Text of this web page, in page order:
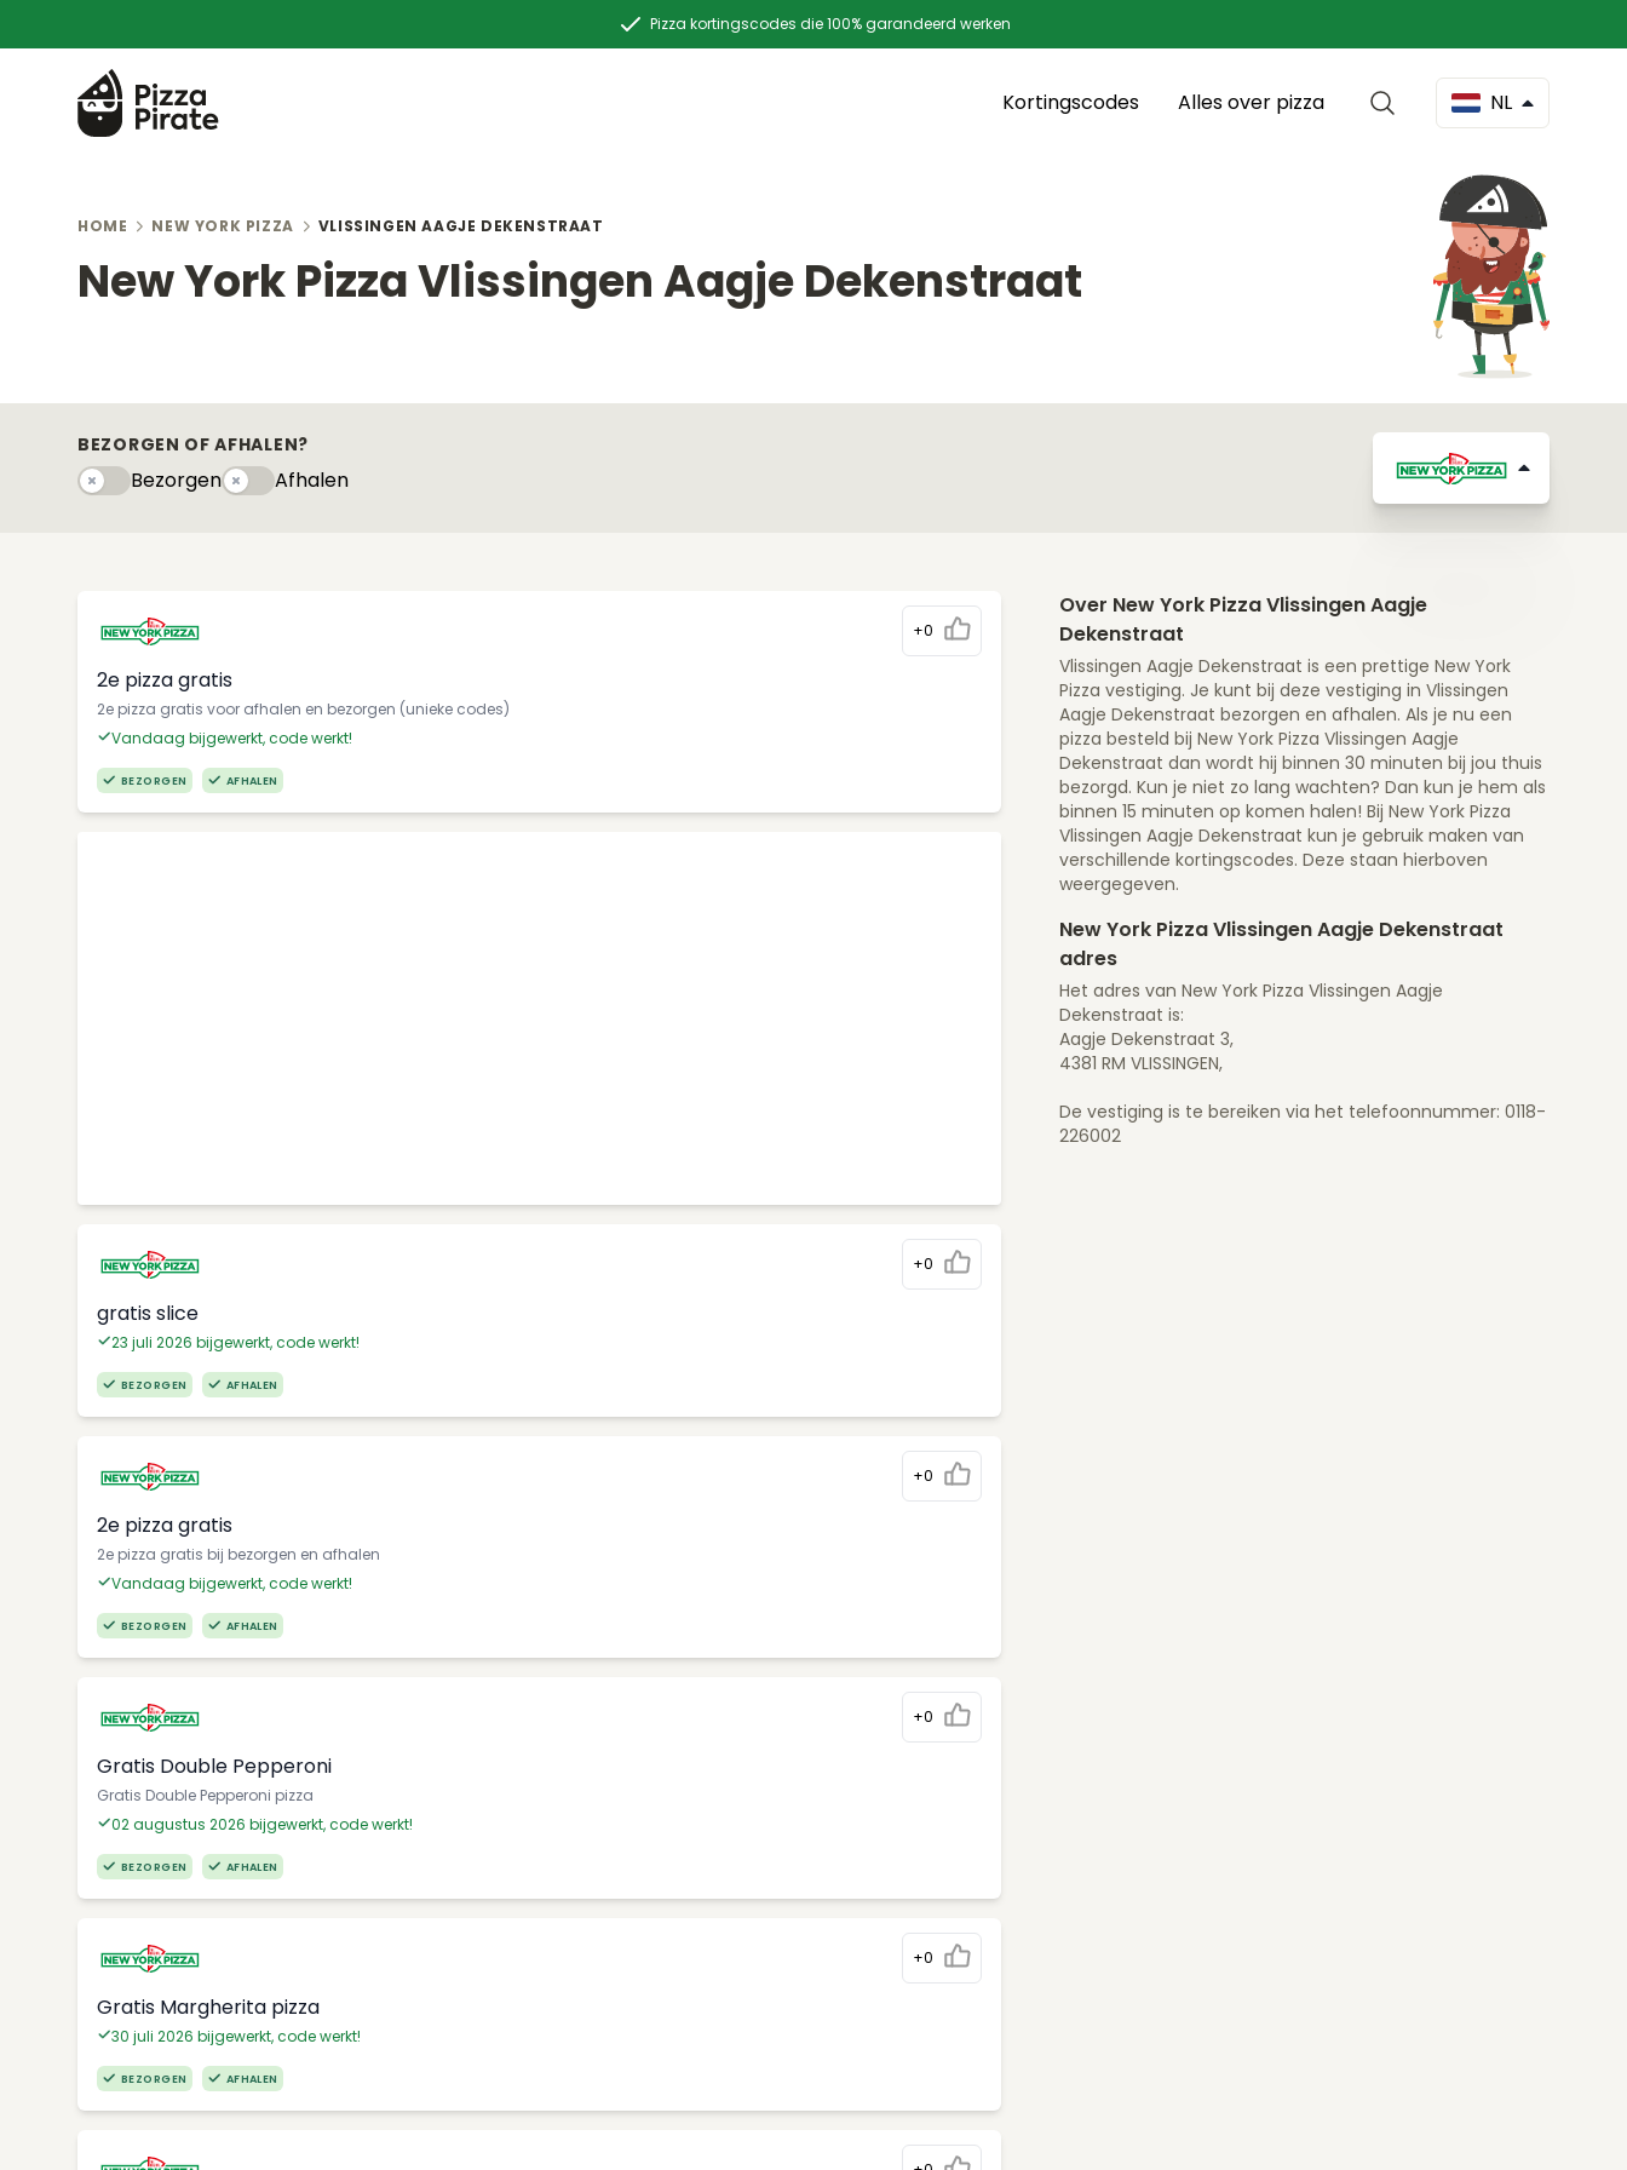
Pizza kortingscodes die 100% garandeerd werken
Kortingscodes Alles over pizza NL
HOME NEW YORK PIZZA VLISSINGEN AAGJE DEKENSTRAAT
New York Pizza Vlissingen Aagje Dekenstraat
BEZORGEN OF AFHALEN?
BezorgenBezorgenAfhalenyAfhalen
+0
2e pizza gratis
2e pizza gratis voor afhalen en bezorgen (unieke codes)
Vandaag bijgewerkt, code werkt!
BEZORGEN AFHALEN
+0
gratis slice
23 juli 2026 bijgewerkt, code werkt!
BEZORGEN AFHALEN
+0
2e pizza gratis
2e pizza gratis bij bezorgen en afhalen
Vandaag bijgewerkt, code werkt!
BEZORGEN AFHALEN
+0
Gratis Double Pepperoni
Gratis Double Pepperoni pizza
02 augustus 2026 bijgewerkt, code werkt!
BEZORGEN AFHALEN
+0
Gratis Margherita pizza
30 juli 2026 bijgewerkt, code werkt!
BEZORGEN AFHALEN
Over New York Pizza Vlissingen Aagje
Dekenstraat
Vlissingen Aagje Dekenstraat is een prettige New York
Pizza vestiging. Je kunt bij deze vestiging in Vlissingen
Aagje Dekenstraat bezorgen en afhalen. Als je nu een
pizza besteld bij New York Pizza Vlissingen Aagje
Dekenstraat dan wordt hij binnen 30 minuten bij jou thuis
bezorgd. Kun je niet zo lang wachten? Dan kun je hem als
binnen 15 minuten op komen halen! Bij New York Pizza
Vlissingen Aagje Dekenstraat kun je gebruik maken van
verschillende kortingscodes. Deze staan hierboven
weergegeven.
New York Pizza Vlissingen Aagje Dekenstraat
adres
Het adres van New York Pizza Vlissingen Aagje
Dekenstraat is:
Aagje Dekenstraat 3,
4381 RM VLISSINGEN,
De vestiging is te bereiken via het telefoonnummer: 0118-
226002